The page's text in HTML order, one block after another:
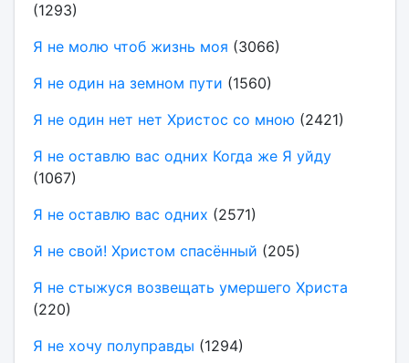
(1293)
Я не молю чтоб жизнь моя (3066)
Я не один на земном пути (1560)
Я не один нет нет Христос со мною (2421)
Я не оставлю вас одних Когда же Я уйду
(1067)
Я не оставлю вас одних (2571)
Я не свой! Христом спасённый (205)
Я не стыжуся возвещать умершего Христа
(220)
Я не хочу полуправды (1294)